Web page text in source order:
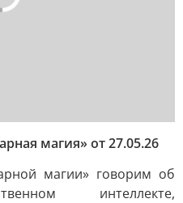
магия» от 27.05.26
магии» говорим об
интеллекте,